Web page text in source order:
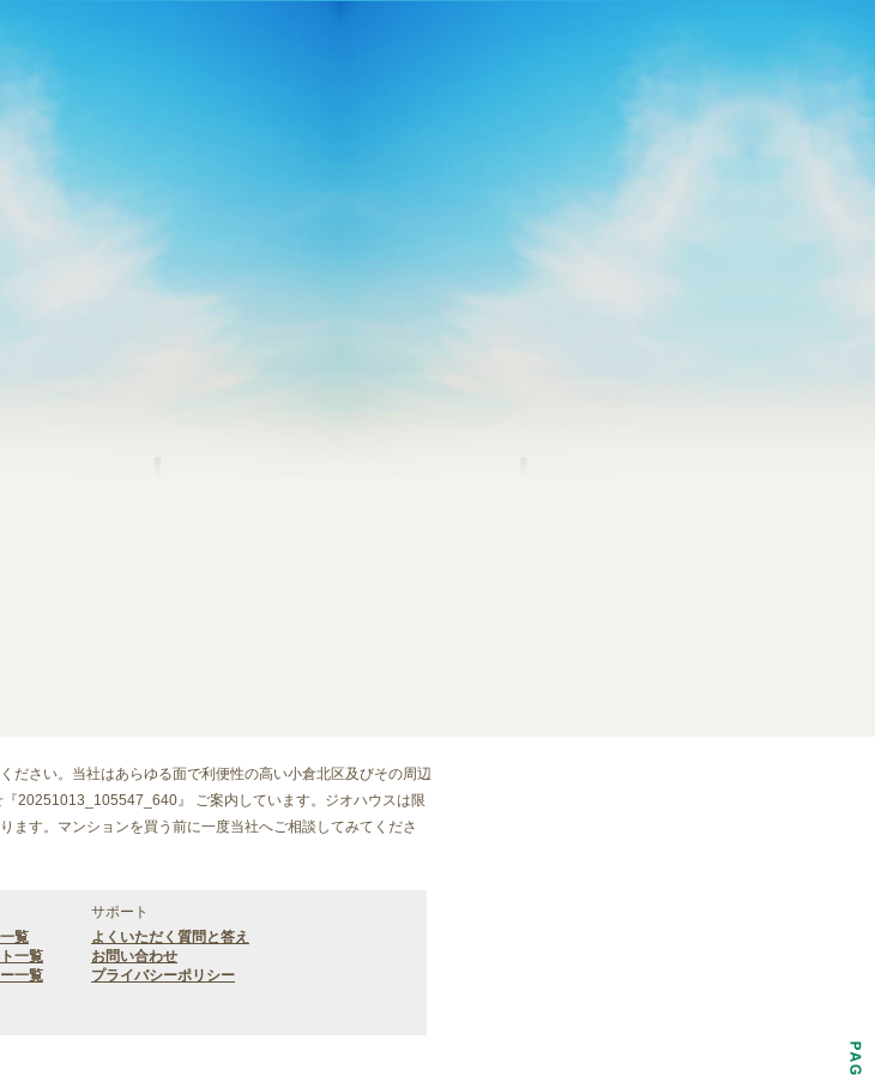
ださい。当社はあらゆる面で利便性の高い小倉北区及びその周辺
20251013_105547_640』 ご案内しています。ジオハウスは限
ます。マンションを買う前に一度当社へご相談してみてくださ
覧
一覧
一覧
サポート
よくいただく質問と答え
お問い合わせ
プライバシーポリシー